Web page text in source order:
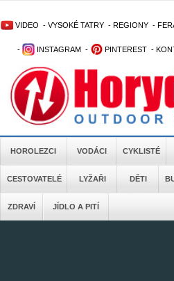
VIDEO - VYSOKÉ TATRY - REGIONY -
- INSTAGRAM - PINTEREST -
HOROLEZCI VODÁCI CYKLISTÉ
CESTOVATELÉ LYŽAŘI DĚTI
ZDRAVÍ JÍDLO A PITÍ